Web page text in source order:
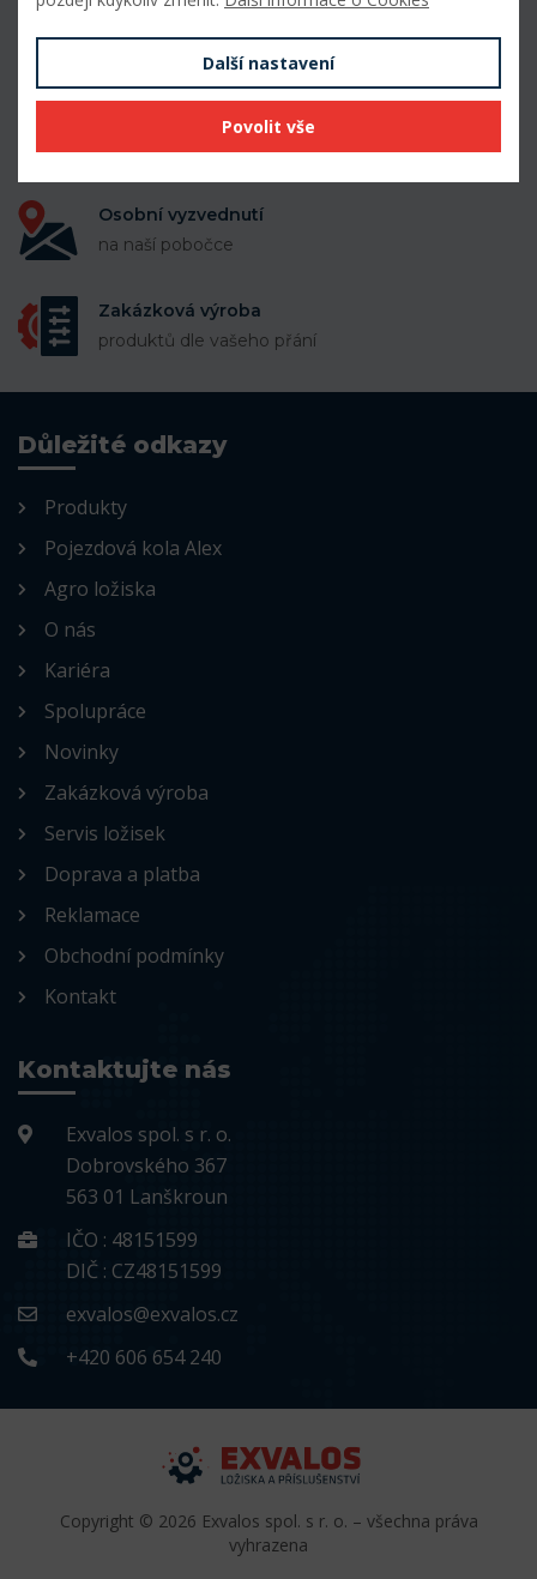
k dispozici skladem
Doprava zdarma
při nákupu nad 10 000 Kč
Osobní vyzvednutí
na naší pobočce
Zakázková výroba
produktů dle vašeho přání
Důležité odkazy
Produkty
Pojezdová kola Alex
Agro ložiska
O nás
Kariéra
Spolupráce
Novinky
Zakázková výroba
Servis ložisek
Doprava a platba
Reklamace
Obchodní podmínky
Kontakt
Kontaktujte nás
Exvalos spol. s r. o.
Dobrovského 367
563 01 Lanškroun
IČO : 48151599
DIČ : CZ48151599
exvalos@exvalos.cz
+420 606 654 240
Copyright © 2026 Exvalos spol. s r. o. – všechna práva
vyhrazena
Další nastavení
Povolit vše